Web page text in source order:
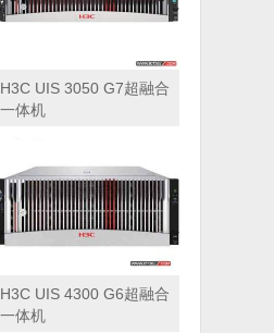
H3C UIS 3050 G7超融合
一体机
H3C UIS 4300 G6超融合
一体机